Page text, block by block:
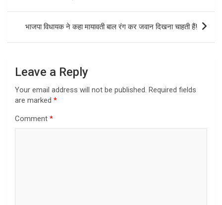
भाजपा विधायक ने कहा मायावती बाल रंग कर जवान दिखना चाहती हैं!
Leave a Reply
Your email address will not be published. Required fields
are marked *
Comment *